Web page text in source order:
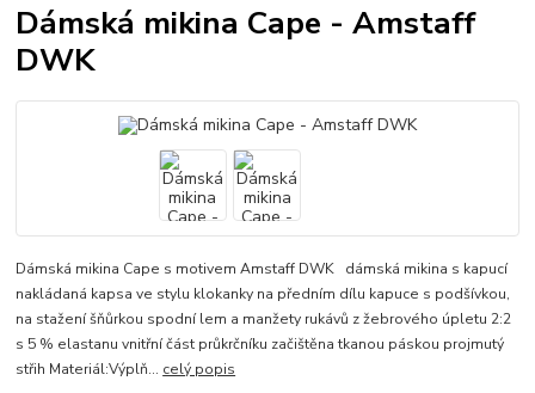
Dámská mikina Cape - Amstaff
DWK
Dámská mikina Cape s motivem Amstaff DWK dámská mikina s kapucí
nakládaná kapsa ve stylu klokanky na předním dílu kapuce s podšívkou,
na stažení šňůrkou spodní lem a manžety rukávů z žebrového úpletu 2:2
s 5 % elastanu vnitřní část průkrčníku začištěna tkanou páskou projmutý
střih Materiál:Výplň... celý popis